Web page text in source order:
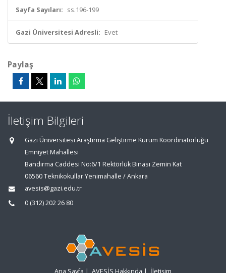
Sayfa Sayıları: ss.196-199
Gazi Üniversitesi Adresli: Evet
Paylaş
İletişim Bilgileri
Gazi Üniversitesi Araştırma Geliştirme Kurum Koordinatörlüğü
Emniyet Mahallesi
Bandırma Caddesi No:6/1 Rektörlük Binası Zemin Kat
06560 Teknikokullar Yenimahalle / Ankara
avesis@gazi.edu.tr
0 (312) 202 26 80
Ana Sayfa | AVESİS Hakkında | İletişim